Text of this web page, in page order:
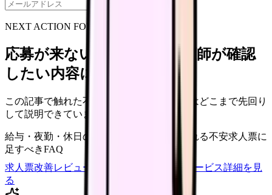
NEXT ACTION FOR CLINICS
応募が来ない求人票を、看護師が確認
したい内容に直せます
この記事で触れた不安を、自院の求人票ではどこまで先回り
して説明できていますか？
給与・夜勤・休日の見せ方 応募前に離脱される不安求人票に
足すべきFAQ
求人票改善レビューの見積もりを依頼
サービス詳細を見
る